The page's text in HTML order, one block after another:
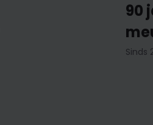
90
Sinds